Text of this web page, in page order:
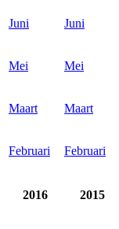
Juni Juni
Mei Mei
Maart Maart
Februari Februari
2016 2015